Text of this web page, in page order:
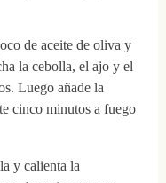
de aceite de oliva y
la cebolla, el ajo y el
Luego añade la
cinco minutos a fuego
y calienta la